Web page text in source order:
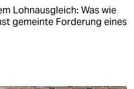
Lohnausgleich: Was wie
gemeinte Forderung eines